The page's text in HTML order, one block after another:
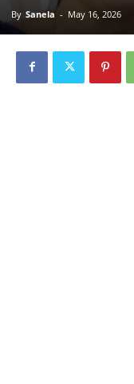
By Sanela - May 16, 2026